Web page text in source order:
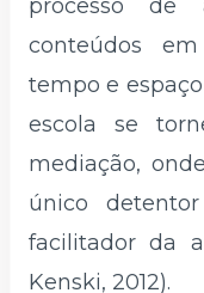
processo de
conteúdos
tempo e
escola se
mediação,
único
facilitador da
Kenski, 2012).